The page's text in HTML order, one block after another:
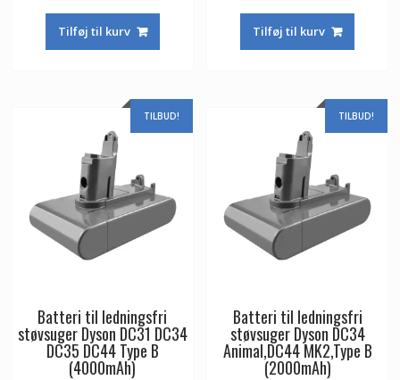
pris
var:
Tilføj til kurv
pris
var:
Tilføj til kurv
TILBUD!
Batteri til ledningsfri
støvsuger Dyson DC31 DC34
DC35 DC44 Type B
(4000mAh)
TILBUD!
Batteri til ledningsfri
støvsuger Dyson DC34
Animal,DC44 MK2,Type B
(2000mAh)